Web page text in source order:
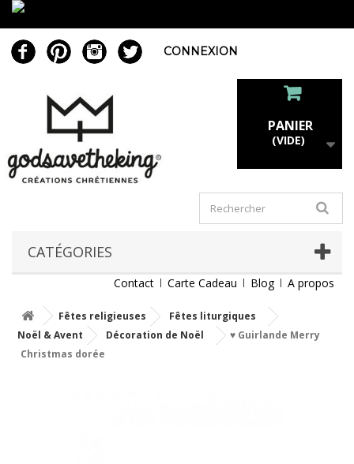
CONNEXION
PANIER
(VIDE)
CATÉGORIES
Contact Carte Cadeau Blog A propos
Fêtes religieuses
Fêtes liturgiques
Noël & Avent
Décoration de Noël
♥ Guirlande Merry
Christmas dorée